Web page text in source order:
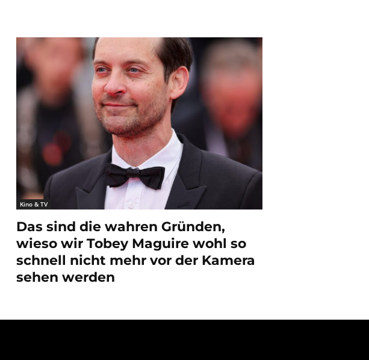
Kino & TV
Das sind die wahren Gründen,
wieso wir Tobey Maguire wohl so
schnell nicht mehr vor der Kamera
sehen werden